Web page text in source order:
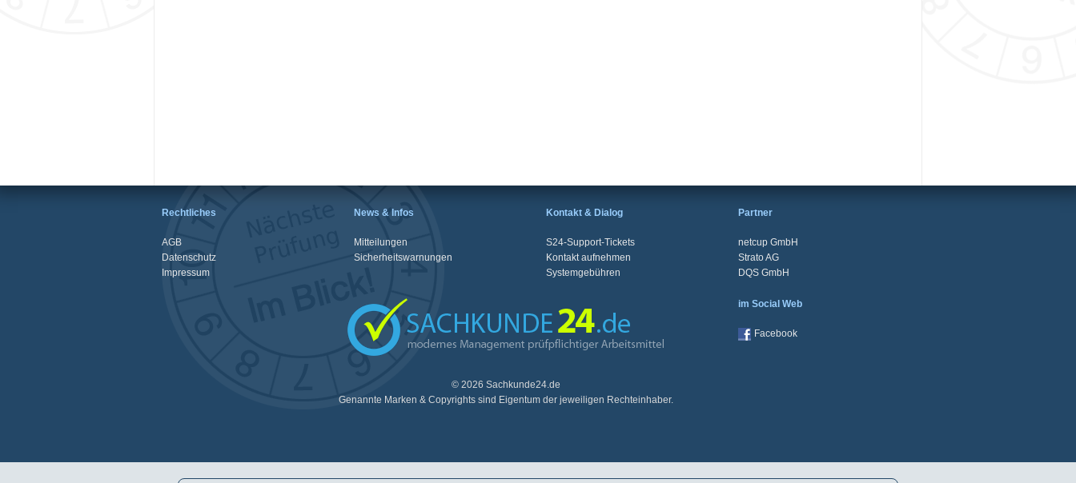
Rechtliches
AGB
Datenschutz
Impressum
News & Infos
Mitteilungen
Sicherheitswarnungen
Kontakt & Dialog
S24-Support-Tickets
Kontakt aufnehmen
Systemgebühren
Partner
netcup GmbH
Strato AG
DQS GmbH
© 2026 Sachkunde24.de
Genannte Marken & Copyrights sind Eigentum der jeweiligen Rechteinhaber.
im Social Web
Facebook